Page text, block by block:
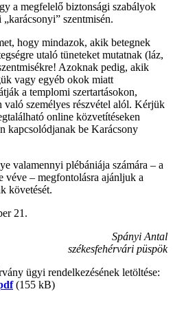
a megfelelő biztonsági szabályok
szentmisén.
hogy mindazok, akik betegnek
utaló tüneteket mutatnak (láz,
Azoknak pedig, akik
vagy egyéb okok miatt
a templomi szertartásokon,
való személyes részvétel alól. Kérjük
online közvetítéseken
kapcsolódjanak be Karácsony
valamennyi plébániája számára – a
véve – megfontolásra ajánljuk a
követését.
21.
Spányi Antal
székesfehérvári püspök
ügyi rendelkezésének letöltése:
(155 kB)